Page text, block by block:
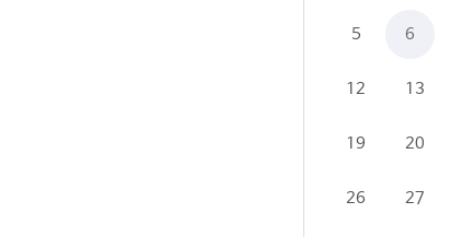
5 6
12 13
19 20
26 27